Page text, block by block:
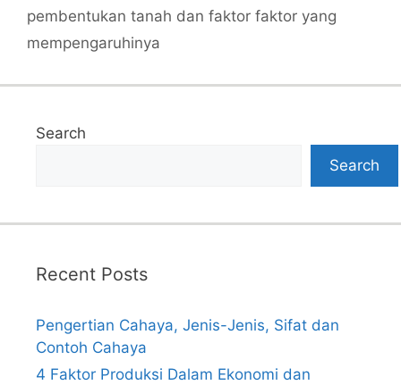
pembentukan tanah dan faktor faktor yang
mempengaruhinya
Search
Search
Recent Posts
Pengertian Cahaya, Jenis-Jenis, Sifat dan
Contoh Cahaya
4 Faktor Produksi Dalam Ekonomi dan